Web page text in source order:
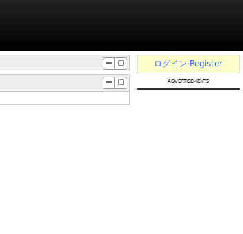
ログイン Register
advertisements